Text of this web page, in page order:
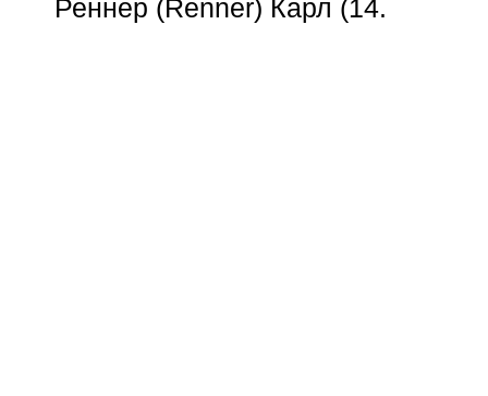
Реннер (Renner) Карл (14.